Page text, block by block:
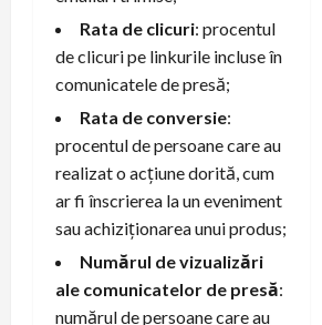
Rata de clicuri: procentul
de clicuri pe linkurile incluse în
comunicatele de presă;
Rata de conversie:
procentul de persoane care au
realizat o acțiune dorită, cum
ar fi înscrierea la un eveniment
sau achiziționarea unui produs;
Numărul de vizualizări
ale comunicatelor de presă:
numărul de persoane care au